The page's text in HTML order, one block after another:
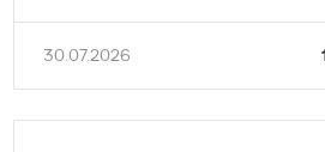
замовники отримали право
30.07.2026